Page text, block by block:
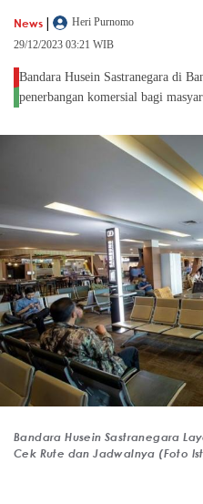
News |
Heri Purnomo
29/12/2023 03:21 WIB
Bandara Husein Sastranegara di
penerbangan komersial bagi
Bandara Husein Sastranegara
Cek Rute dan Jadwalnya (Foto